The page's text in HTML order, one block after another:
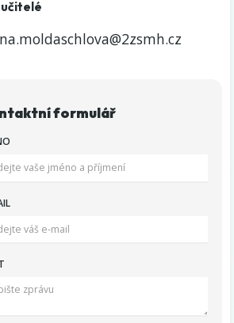
formulář